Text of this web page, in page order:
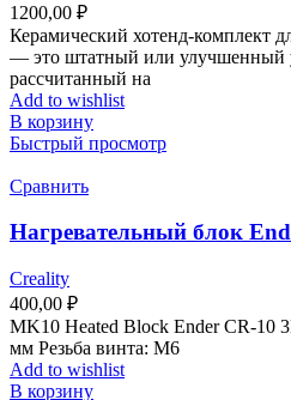
1200,00 ₽
Керамический хотенд‑комплект
— это штатный или улучшенный
рассчитанный на
Add to wishlist
В корзину
Быстрый просмотр
Сравнить
Нагревательный блок
Creality
400,00 ₽
MK10 Heated Block Ender CR-10
мм Резьба винта: M6
Add to wishlist
В корзину